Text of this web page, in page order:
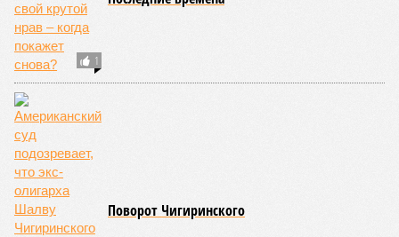
прочего в большой опасности Европа. Небывалая жара,
зафиксированная в этом и прошлом годах в Италии и во
Франции, тому лучшее подтверждение.
Есть в перечне A-Z Animals и экзотика, впрочем, не менее
смертоносная. Это, в частности, «лимнические
извержения», о которых мало кто слышал. Речь идёт о
явлениях, когда большое количество углекислого газа
внезапно вырывается из глубин озёр, образуя невидимое
удушающее газовое облако, которое безжалостно убивает
людей и животных. Катастрофа на озере Ньос в Камеруне
в 1986 году остаётся одним из наиболее чудовищных